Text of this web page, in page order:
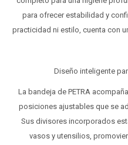
para ofrecer estabilidad y
practicidad ni estilo, cuenta con
Diseño inteligente
La bandeja de PETRA
posiciones ajustables que se
Sus divisores incorporados
vasos y utensilios,